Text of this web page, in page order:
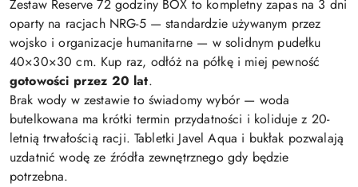
Zestaw Reserve 72 godziny BOX to kompletny zapas na 3 dni
oparty na racjach NRG-5 — standardzie używanym przez
wojsko i organizacje humanitarne — w solidnym pudełku
40×30×30 cm. Kup raz, odłóż na półkę i miej pewność
gotowości przez 20 lat.
Brak wody w zestawie to świadomy wybór — woda
butelkowana ma krótki termin przydatności i koliduje z 20-
letnią trwałością racji. Tabletki Javel Aqua i bukłak pozwalają
uzdatnić wodę ze źródła zewnętrznego gdy będzie
potrzebna.